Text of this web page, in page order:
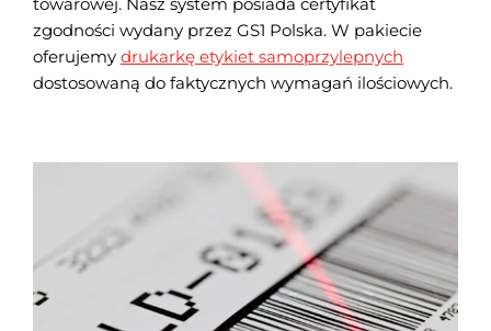
zgodności wydany przez GS1 Polska. W pakiecie
oferujemy drukarkę etykiet samoprzylepnych
dostosowaną do faktycznych wymagań ilościowych.